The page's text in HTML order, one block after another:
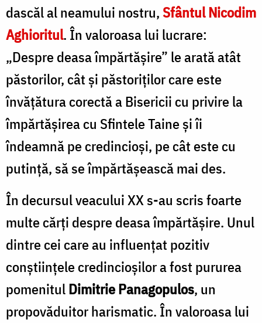
dascăl al neamului nostru,Sfântul Nicodim
Aghioritul. În valoroasa lui lucrare:
„Despre deasa împărtăşire” le arată atât
păs­torilor, cât şi păstoriţilor care este
învăţătura corectă a Bisericii cu privire la
împărtăşirea cu Sfintele Taine şi îi
îndeamnă pe credincioşi, pe cât este cu
putinţă, să se împărtăşească mai des.
În decursul veacului XX s-au scris foarte
multe cărţi despre deasa împărtăşire. Unul
dintre cei care au influenţat pozitiv
conştiinţele credincioşilor a fost pururea
pomenitulDimitrie Panagopulos, un
propovă­duitor harismatic. În valoroasa lui